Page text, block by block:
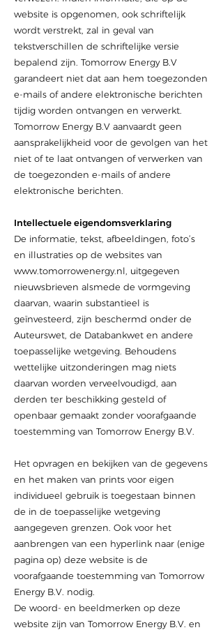
website is opgenomen, ook schriftelijk
wordt verstrekt, zal in geval van
tekstverschillen de schriftelijke versie
bepalend zijn. Tomorrow Energy B.V
garandeert niet dat aan hem toegezonden
e‐mails of andere elektronische berichten
tijdig worden ontvangen en verwerkt.
Tomorrow Energy B.V aanvaardt geen
aansprakelijkheid voor de gevolgen van het
niet of te laat ontvangen of verwerken van
de toegezonden e-mails of andere
elektronische berichten
Intellectuele eigendomsverklaring
De informatie, tekst, afbeeldingen, foto’s
en illustraties op de websites van
www.tomorrowenergy.nl , uitgegeven
nieuwsbrieven alsmede de vormgeving
daarvan, waarin substantieel is
geïnvesteerd, zijn beschermd onder de
Auteurswet, de Databankwet en andere
toepasselijke wetgeving. Behoudens
wettelijke uitzonderingen mag niets
daarvan worden verveelvoudigd, aan
derden ter beschikking gesteld of
openbaar gemaakt zonder voorafgaande
toestemming van Tomorrow Energy B.V.
Het opvragen en bekijken van de gegevens
en het maken van prints voor eigen
individueel gebruik is toegestaan binnen
de in de toepasselijke wetgeving
aangegeven grenzen. Ook voor het
aanbrengen van een hyperlink naar (enige
pagina op) deze website is de
voorafgaande toestemming van Tomorrow
Energy B.V. nodig.
De woord‐ en beeldmerken op deze
website zijn van Tomorrow Energy B.V. en